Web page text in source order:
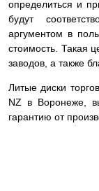
определиться и
будут
аргументом в
стоимость. Такая
заводов, а также
Литые диски
NZ в Воронеже,
гарантию от